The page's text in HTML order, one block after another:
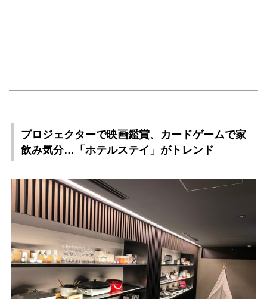
プロジェクターで映画鑑賞、カードゲームで家
飲み気分…「ホテルステイ」がトレンド